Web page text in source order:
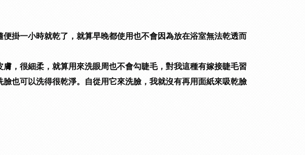
掛一小時就乾了，就算早晚都使用也不會因為放在浴室無法乾透而
，很細柔，就算用來洗眼周也不會勾睫毛，對我這種有嫁接睫毛習
也可以洗得很乾淨。
自從用它來洗臉，我就沒有再用面紙來吸乾臉